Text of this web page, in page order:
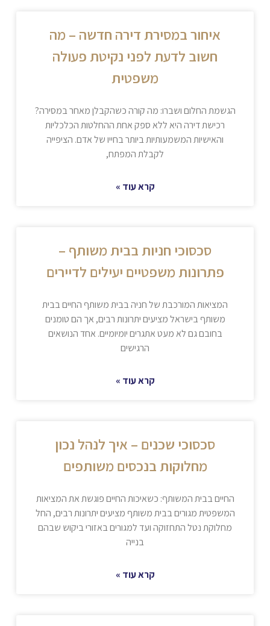
איחור במסירת דירה חדשה – מה
חשוב לדעת לפני נקיטת פעולה
משפטית
הגשמת החלום ושברו: מה קורה כשהקבלן מאחר במסירה?
רכישת דירה היא ללא ספק אחת ההחלטות הכלכליות
והאישיות המשמעותיות ביותר בחייו של אדם. הציפייה
לקבלת המפתח,
קרא עוד »
סכסוכי חניות בבית משותף –
פתרונות משפטיים יעילים לדיירים
המציאות המורכבת של חניה בבית משותף החיים בבית
משותף בישראל מציעים יתרונות רבים, אך הם טומנים
בחובם גם לא מעט אתגרים יומיומיים. אחד הנושאים
הרגישים
קרא עוד »
סכסוכי שכנים – איך לנהל נכון
מחלוקות בנכסים משותפים
החיים בבית המשותף: כשאיכות החיים פוגשת את המציאות
המשפטית מגורים בבית משותף מציעים יתרונות רבים, החל
מחלוקת נטל התחזוקה ועד למגורים באזורי ביקוש שבהם
בנייה
קרא עוד »